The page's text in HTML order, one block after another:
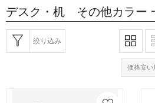
デスク・机 その他カラー
絞り込み
価格安い